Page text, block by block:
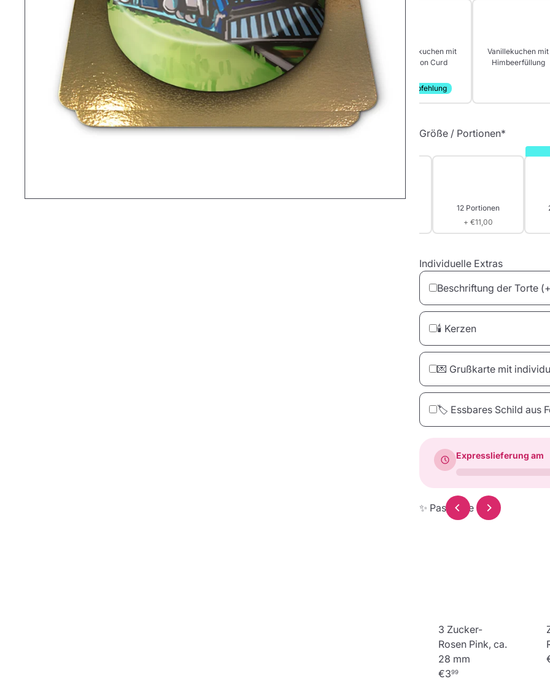
Muffinkuchen mit
Lemon Curd
Empfehlung
Vanillekuchen mit
Himbeerfüllung
Größe / Portionen*
12 Portionen
+ €11,00
Individuelle Extras
Beschriftung der Torte
🕯️ Kerzen
€4,00
💌 Grußkarte mit
Einschulung
€3,50 €2,90
🏷️ Essbares Schild aus
Expresslieferung am
✨ Passende Deko
3 Zucker-
Rosen Pink, ca.
28 mm
€399